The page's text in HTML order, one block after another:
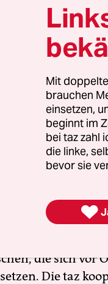
Wirkung
natürlichem
bei einer
Derzeit
in
stärken
der AfD bei den
Kräfte
die sich vor
Die taz
Mit
brauchen
einsetzen,
beginnt im
bei taz zahl
die linke,
bevor sie
